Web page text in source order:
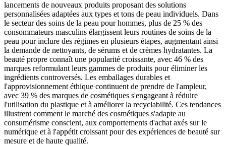
lancements de nouveaux produits proposant des solutions
personnalisées adaptées aux types et tons de peau individuels. Dans
le secteur des soins de la peau pour hommes, plus de 25 % des
consommateurs masculins élargissent leurs routines de soins de la
peau pour inclure des régimes en plusieurs étapes, augmentant ainsi
la demande de nettoyants, de sérums et de crèmes hydratantes. La
beauté propre connaît une popularité croissante, avec 46 % des
marques reformulant leurs gammes de produits pour éliminer les
ingrédients controversés. Les emballages durables et
l'approvisionnement éthique continuent de prendre de l'ampleur,
avec 39 % des marques de cosmétiques s'engageant à réduire
l'utilisation du plastique et à améliorer la recyclabilité. Ces tendances
illustrent comment le marché des cosmétiques s'adapte au
consumérisme conscient, aux comportements d'achat axés sur le
numérique et à l'appétit croissant pour des expériences de beauté sur
mesure et de haute qualité.